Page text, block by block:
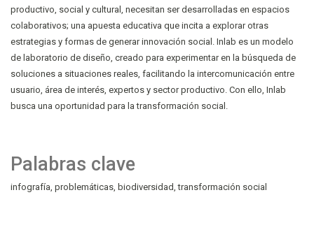
Palabras clave
infografía problemáticas biodiversidad transformación social
productivo, social y cultural, necesitan ser desarrolladas en espacios
colaborativos; una apuesta educativa que incita a explorar otras
estrategias y formas de generar innovación social. Inlab es un modelo
de laboratorio de diseño, creado para experimentar en la búsqueda de
soluciones a situaciones reales, facilitando la intercomunicación entre
usuario, área de interés, expertos y sector productivo. Con ello, Inlab
busca una oportunidad para la transformación social.